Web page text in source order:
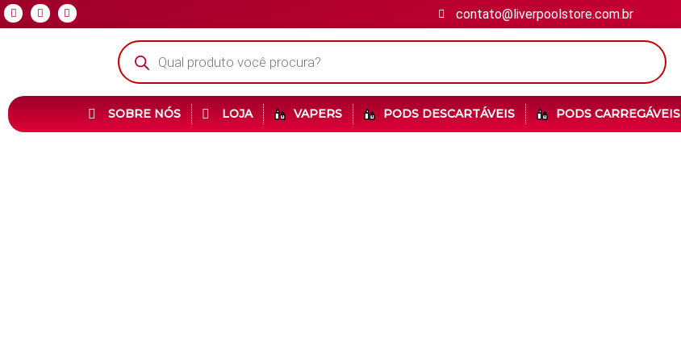
contato@liverpoolstore.com.br
SOBRE NÓS LOJA VAPERS PODS DESCARTÁVEIS PODS CARREGÁVEIS